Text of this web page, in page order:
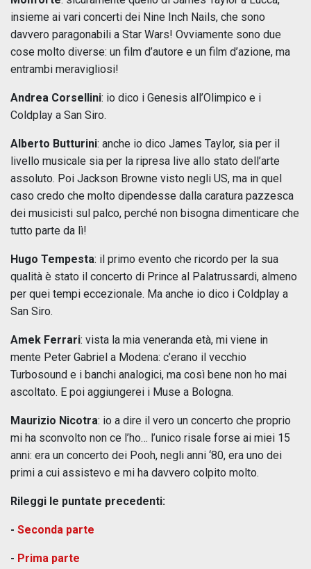
insieme ai vari concerti dei Nine Inch Nails, che sono
davvero paragonabili a Star Wars! Ovviamente sono due
cose molto diverse: un film d’autore e un film d’azione, ma
entrambi meravigliosi!
Andrea Corsellini: io dico i Genesis all’Olimpico e i
Coldplay a San Siro.
Alberto Butturini: anche io dico James Taylor, sia per il
livello musicale sia per la ripresa live allo stato dell’arte
assoluto. Poi Jackson Browne visto negli US, ma in quel
caso credo che molto dipendesse dalla caratura pazzesca
dei musicisti sul palco, perché non bisogna dimenticare che
tutto parte da lì!
Hugo Tempesta: il primo evento che ricordo per la sua
qualità è stato il concerto di Prince al Palatrussardi, almeno
per quei tempi eccezionale. Ma anche io dico i Coldplay a
San Siro.
Amek Ferrari: vista la mia veneranda età, mi viene in
mente Peter Gabriel a Modena: c’erano il vecchio
Turbosound e i banchi analogici, ma così bene non ho mai
ascoltato. E poi aggiungerei i Muse a Bologna.
Maurizio Nicotra: io a dire il vero un concerto che proprio
mi ha sconvolto non ce l’ho… l’unico risale forse ai miei 15
anni: era un concerto dei Pooh, negli anni ‘80, era uno dei
primi a cui assistevo e mi ha davvero colpito molto.
Rileggi le puntate precedenti:
- Seconda parte
- Prima parte